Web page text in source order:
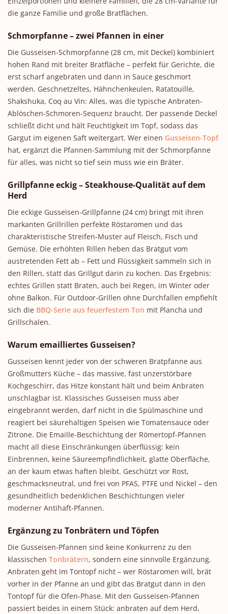
die ganze Familie und große Bratflächen.
Schmorpfanne – zwei Pfannen in einer
Die Gusseisen-Schmorpfanne (28 cm, mit Deckel) kombiniert
hohen Rand mit breiter Bratfläche – perfekt für Gerichte, die
erst scharf angebraten und dann in Sauce geschmort
werden. Geschnetzeltes, Hähnchenkeulen, Ratatouille,
Shakshuka, Coq au Vin: Alles, was die typische Anbraten-
Ablöschen-Schmoren-Sequenz braucht. Der passende Deckel
schließt dicht und hält Feuchtigkeit im Topf, sodass das
Gargut im eigenen Saft weitergart. Wer einen Gusseisen-Topf
hat, ergänzt die Pfannen-Sammlung mit der Schmorpfanne
für alles, was nicht so tief sein muss wie ein Bräter.
Grillpfanne eckig – Steakhouse-Qualität auf dem
Herd
Die eckige Gusseisen-Grillpfanne (24 cm) bringt mit ihren
markanten Grillrillen perfekte Röstaromen und das
charakteristische Streifen-Muster auf Fleisch, Fisch und
Gemüse. Die erhöhten Rillen heben das Bratgut vom
austretenden Fett ab – Fett und Flüssigkeit sammeln sich in
den Rillen, statt das Grillgut darin zu kochen. Das Ergebnis:
echtes Grillen statt Braten, auch bei Regen, im Winter oder
ohne Balkon. Für Outdoor-Grillen ohne Durchfallen empfiehlt
sich die BBQ-Serie aus feuerfestem Ton mit Plancha und
Grillschalen.
Warum emailliertes Gusseisen?
Gusseisen kennt jeder von der schweren Bratpfanne aus
Großmutters Küche – das massive, fast unzerstörbare
Kochgeschirr, das Hitze konstant hält und beim Anbraten
unschlagbar ist. Klassisches Gusseisen muss aber
eingebrannt werden, darf nicht in die Spülmaschine und
reagiert bei säurehaltigen Speisen wie Tomatensauce oder
Zitrone. Die Emaille-Beschichtung der Römertopf-Pfannen
macht all diese Einschränkungen überflüssig: kein
Einbrennen, keine Säureempfindlichkeit, glatte Oberfläche,
an der kaum etwas haften bleibt. Geschützt vor Rost,
geschmacksneutral, und frei von PFAS, PTFE und Nickel – den
gesundheitlich bedenklichen Beschichtungen vieler
moderner Antihaft-Pfannen.
Ergänzung zu Tonbrätern und Töpfen
Die Gusseisen-Pfannen sind keine Konkurrenz zu den
klassischen Tonbrätern, sondern eine sinnvolle Ergänzung.
Anbraten geht im Tontopf nicht – wer Röstaromen will, brät
vorher in der Pfanne an und gibt das Bratgut dann in den
Tontopf für die Ofen-Phase. Mit den Gusseisen-Pfannen
passiert beides in einem Stück: anbraten auf dem Herd,